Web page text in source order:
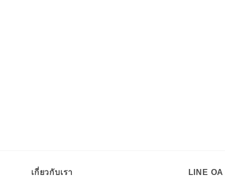
เกี่ยวกับเรา LINE